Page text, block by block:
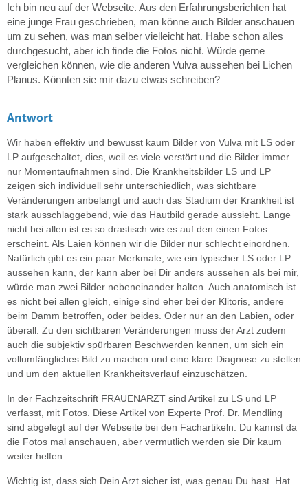
Ich bin neu auf der Webseite. Aus den Erfahrungsberichten hat
eine junge Frau geschrieben, man könne auch Bilder anschauen
um zu sehen, was man selber vielleicht hat. Habe schon alles
durchgesucht, aber ich finde die Fotos nicht. Würde gerne
vergleichen können, wie die anderen Vulva aussehen bei Lichen
Planus. Könnten sie mir dazu etwas schreiben?
Antwort
Wir haben effektiv und bewusst kaum Bilder von Vulva mit LS oder
LP aufgeschaltet, dies, weil es viele verstört und die Bilder immer
nur Momentaufnahmen sind. Die Krankheitsbilder LS und LP
zeigen sich individuell sehr unterschiedlich, was sichtbare
Veränderungen anbelangt und auch das Stadium der Krankheit ist
stark ausschlaggebend, wie das Hautbild gerade aussieht. Lange
nicht bei allen ist es so drastisch wie es auf den einen Fotos
erscheint. Als Laien können wir die Bilder nur schlecht einordnen.
Natürlich gibt es ein paar Merkmale, wie ein typischer LS oder LP
aussehen kann, der kann aber bei Dir anders aussehen als bei mir,
würde man zwei Bilder nebeneinander halten. Auch anatomisch ist
es nicht bei allen gleich, einige sind eher bei der Klitoris, andere
beim Damm betroffen, oder beides. Oder nur an den Labien, oder
überall. Zu den sichtbaren Veränderungen muss der Arzt zudem
auch die subjektiv spürbaren Beschwerden kennen, um sich ein
vollumfängliches Bild zu machen und eine klare Diagnose zu stellen
und um den aktuellen Krankheitsverlauf einzuschätzen.
In der Fachzeitschrift FRAUENARZT sind Artikel zu LS und LP
verfasst, mit Fotos. Diese Artikel von Experte Prof. Dr. Mendling
sind abgelegt auf der Webseite bei den Fachartikeln. Du kannst da
die Fotos mal anschauen, aber vermutlich werden sie Dir kaum
weiter helfen.
Wichtig ist, dass sich Dein Arzt sicher ist, was genau Du hast. Hat